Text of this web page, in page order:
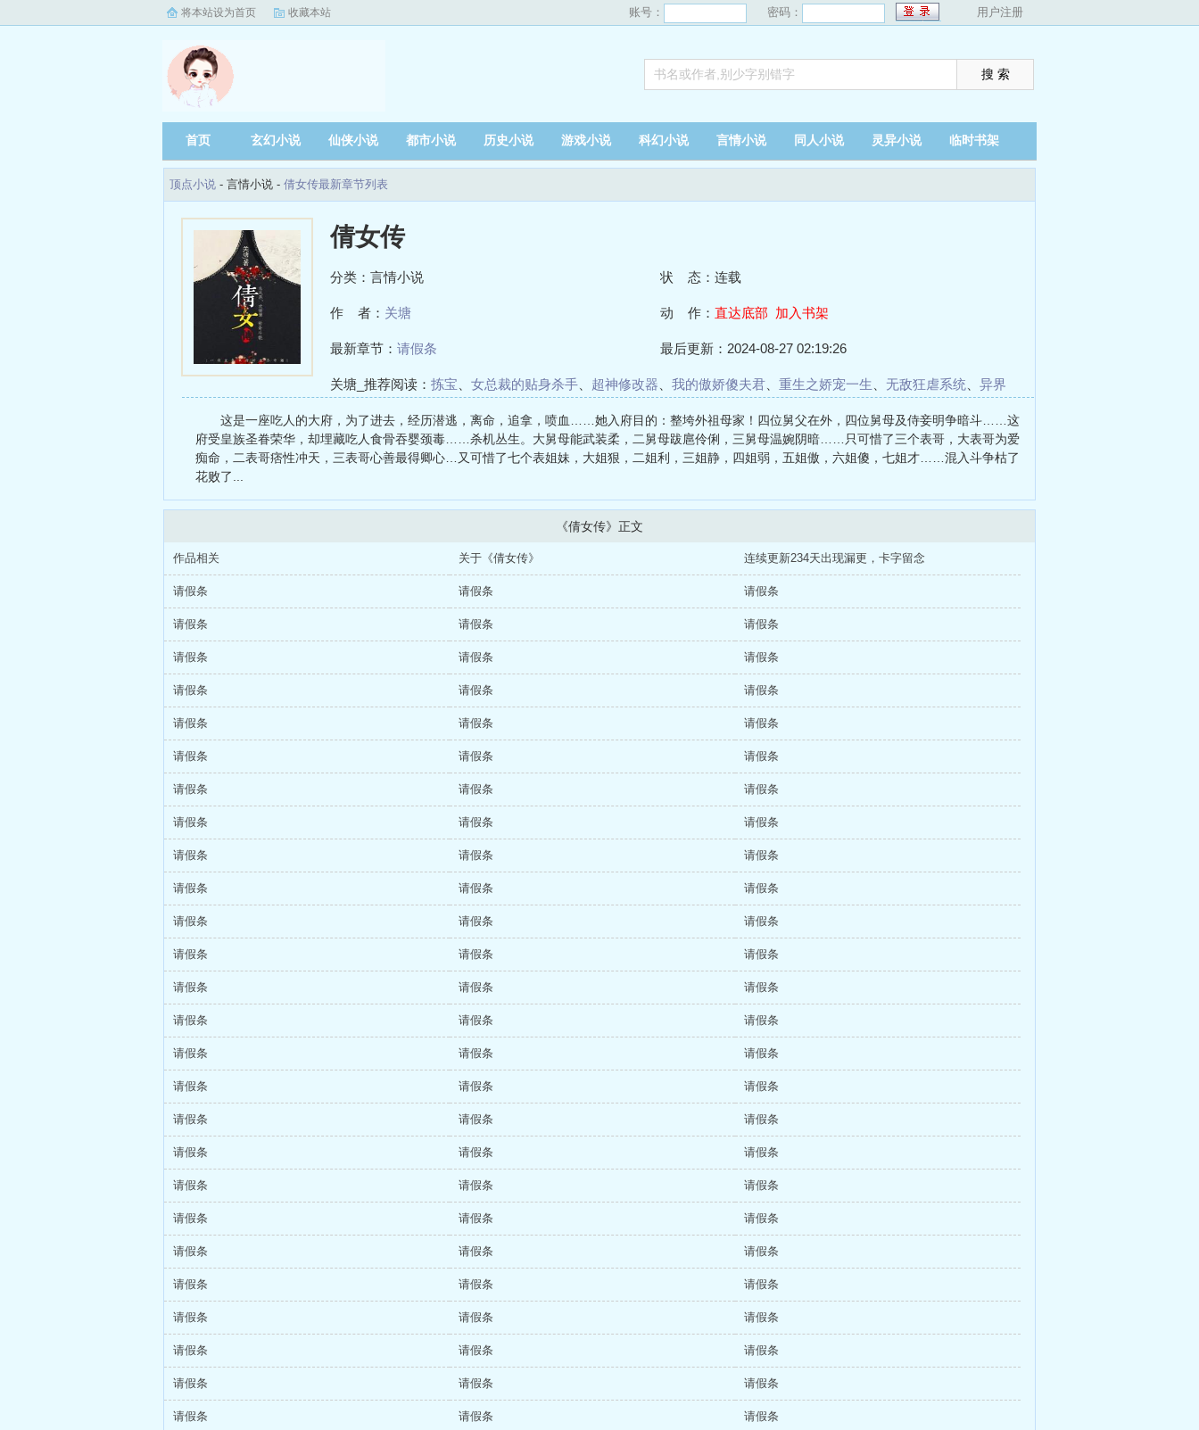
将本站设为首页 收藏本站 账号： 密码： 用户注册
首页 玄幻小说 仙侠小说 都市小说 历史小说 游戏小说 科幻小说 言情小说 同人小说 灵异小说 临时书架
顶点小说 - 言情小说 - 倩女传最新章节列表
倩女传
分类：言情小说 状 态：连载
作 者： 关塘 动 作： 直达底部 加入书架
最新章节： 请假条 最后更新：2024-08-27 02:19:26
关塘_推荐阅读： 拣宝 女总裁的贴身杀手 超神修改器 我的傲娇傻夫君 重生之娇宠一生 无敌狂虐系统
异界
这是一座吃人的大府，为了进去，经历潜逃，离命，追拿，喷血……她入府目的：整垮外祖母家！四位舅父在外，四位舅母及侍妾明争暗斗……这
府受皇族圣眷荣华，却埋藏吃人食骨吞婴颈毒……杀机丛生。大舅母能武装柔，二舅母跋扈伶俐，三舅母温婉阴暗……只可惜了三个表哥，大表哥为爱
痴命，二表哥痞性冲天，三表哥心善最得卿心…又可惜了七个表姐妹，大姐狠，二姐利，三姐静，四姐弱，五姐傲，六姐傻，七姐才……混入斗争枯了
花败了...
《倩女传》正文
作品相关 关于《倩女传》 连续更新234天出现漏更，卡字留念
请假条 请假条 请假条
请假条 请假条 请假条
请假条 请假条 请假条
请假条 请假条 请假条
请假条 请假条 请假条
请假条 请假条 请假条
请假条 请假条 请假条
请假条 请假条 请假条
请假条 请假条 请假条
请假条 请假条 请假条
请假条 请假条 请假条
请假条 请假条 请假条
请假条 请假条 请假条
请假条 请假条 请假条
请假条 请假条 请假条
请假条 请假条 请假条
请假条 请假条 请假条
请假条 请假条 请假条
请假条 请假条 请假条
请假条 请假条 请假条
请假条 请假条 请假条
请假条 请假条 请假条
请假条 请假条 请假条
请假条 请假条 请假条
请假条 请假条 请假条
请假条 请假条 请假条